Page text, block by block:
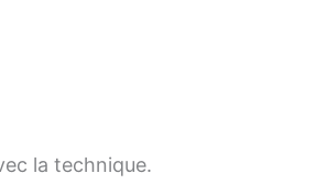
la technique.